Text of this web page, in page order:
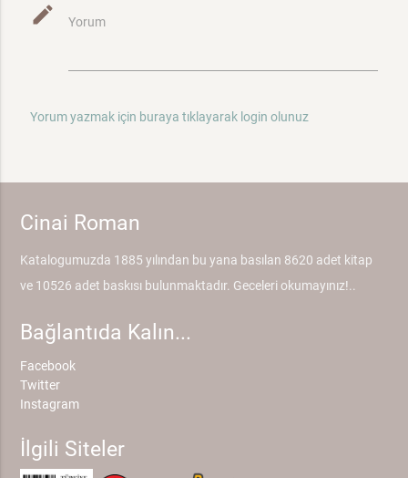
mode_edit Yorum
Yorum yazmak için buraya tıklayarak login olunuz
Cinai Roman
Katalogumuzda 1885 yılından bu yana basılan 8620 adet kitap
ve 10526 adet baskısı bulunmaktadır. Geceleri okumayınız!..
Bağlantıda Kalın...
Facebook
Twitter
Instagram
İlgili Siteler